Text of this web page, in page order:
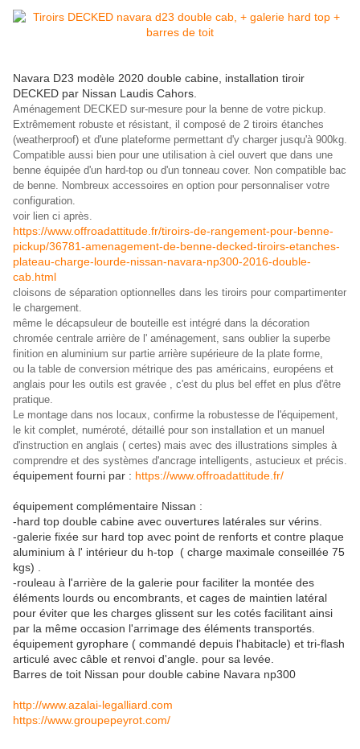
Navara D23 modèle 2020 double cabine, installation tiroir
DECKED par Nissan Laudis Cahors.
Aménagement DECKED sur-mesure pour la benne de votre pickup.
Extrêmement robuste et résistant, il composé de 2 tiroirs étanches
(weatherproof) et d'une plateforme permettant d'y charger jusqu'à 900kg.
Compatible aussi bien pour une utilisation à ciel ouvert que dans une
benne équipée d'un hard-top ou d'un tonneau cover. Non compatible bac
de benne. Nombreux accessoires en option pour personnaliser votre
configuration.
voir lien ci après.
https://www.offroadattitude.fr/tiroirs-de-rangement-pour-benne-
pickup/36781-amenagement-de-benne-decked-tiroirs-etanches-
plateau-charge-lourde-nissan-navara-np300-2016-double-
cab.html
cloisons de séparation optionnelles dans les tiroirs pour compartimenter
le chargement.
même le décapsuleur de bouteille est intégré dans la décoration
chromée centrale arrière de l' aménagement, sans oublier la superbe
finition en aluminium sur partie arrière supérieure de la plate forme,
ou la table de conversion métrique des pas américains, européens et
anglais pour les outils est gravée , c'est du plus bel effet en plus d'être
pratique.
Le montage dans nos locaux, confirme la robustesse de l'équipement,
le kit complet, numéroté, détaillé pour son installation et un manuel
d'instruction en anglais ( certes) mais avec des illustrations simples à
comprendre et des systèmes d'ancrage intelligents, astucieux et précis.
équipement fourni par : https://www.offroadattitude.fr/
équipement complémentaire Nissan :
-hard top double cabine avec ouvertures latérales sur vérins.
-galerie fixée sur hard top avec point de renforts et contre plaque
aluminium à l' intérieur du h-top ( charge maximale conseillée 75
kgs) .
-rouleau à l'arrière de la galerie pour faciliter la montée des
éléments lourds ou encombrants, et cages de maintien latéral
pour éviter que les charges glissent sur les cotés facilitant ainsi
par la même occasion l'arrimage des éléments transportés.
équipement gyrophare ( commandé depuis l'habitacle) et tri-flash
articulé avec câble et renvoi d'angle. pour sa levée.
Barres de toit Nissan pour double cabine Navara np300
http://www.azalai-legalliard.com
https://www.groupepeyrot.com/